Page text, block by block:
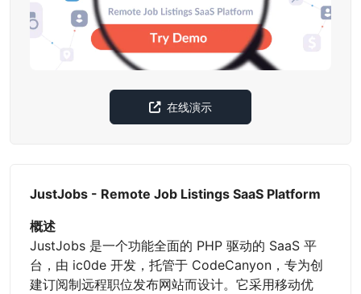
在线演示
JustJobs - Remote Job Listings SaaS Platform
概述
JustJobs 是一个功能全面的 PHP 驱动的 SaaS 平
台，由 ic0de 开发，托管于 CodeCanyon，专为创
建订阅制远程职位发布网站而设计。它采用移动优